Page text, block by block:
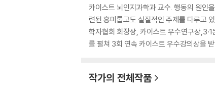
카이스트 뇌인지과학과 교수. 행동의 원인
련된 흥미롭고도 실질적인 주제를 다루고
학자협회 회장상, 카이스트 우수연구상
를 펼쳐 3회 연속 카이스트 우수강의상을
작가의 전체작품